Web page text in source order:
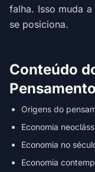
falha. Isso muda
se posiciona.
Conteúdo
Origens do
Economia
Economia no
Economia